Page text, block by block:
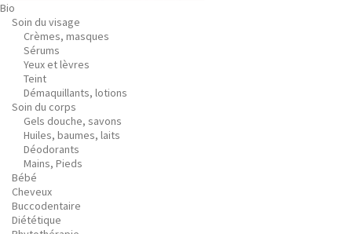
Bio
Soin du visage
Crèmes, masques
Sérums
Yeux et lèvres
Teint
Démaquillants, lotions
Soin du corps
Gels douche, savons
Huiles, baumes, laits
Déodorants
Mains, Pieds
Bébé
Cheveux
Buccodentaire
Diététique